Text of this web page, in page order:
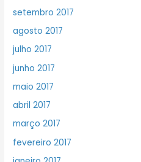
setembro 2017
agosto 2017
julho 2017
junho 2017
maio 2017
abril 2017
março 2017
fevereiro 2017